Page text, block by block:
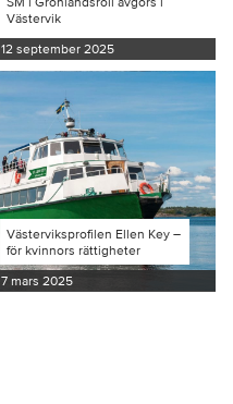
Västervik
12 september 2025
Västerviksprofilen Ellen Key –
för kvinnors rättigheter
7 mars 2025